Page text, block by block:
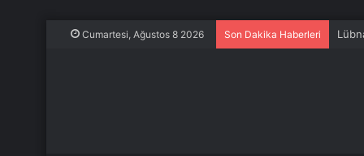
Cumartesi, Ağustos 8 2026 Son Dakika Haberleri